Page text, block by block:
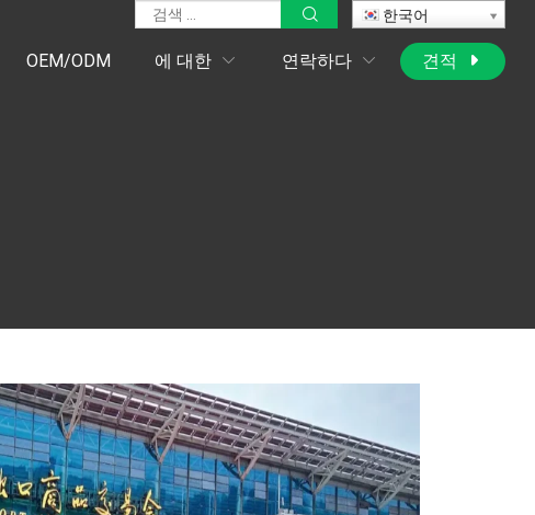
한국어
OEM/ODM 에 대한 연락하다 견적